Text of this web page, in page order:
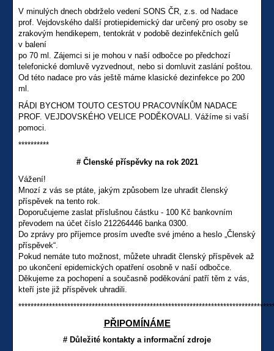
V minulých dnech obdrželo vedení SONS ČR, z.s. od Nadace
prof. Vejdovského další protiepidemický dar určený pro osoby se
zrakovým hendikepem, tentokrát v podobě dezinfekčních gelů
v balení
po 70 ml. Zájemci si je mohou v naší odbočce po předchozí
telefonické domluvě vyzvednout, nebo si domluvit zaslání poštou.
Od této nadace pro vás ještě máme klasické dezinfekce po 200
ml.
RÁDI BYCHOM TOUTO CESTOU PRACOVNÍKŮM NADACE
PROF. VEJDOVSKÉHO VELICE PODĚKOVALI. Vážíme si vaší
pomoci.
**********
# Členské příspěvky na rok 2021
Vážení!
Mnozí z vás se ptáte, jakým způsobem lze uhradit členský
příspěvek na tento rok.
Doporučujeme zaslat příslušnou částku - 100 Kč bankovním
převodem na účet číslo 212264446 banka 0300.
Do zprávy pro příjemce prosím uveďte své jméno a heslo „Členský
příspěvek“.
Pokud nemáte tuto možnost, můžete uhradit členský příspěvek až
po ukončení epidemických opatření osobně v naší odbočce.
Děkujeme za pochopení a současně poděkování patří těm z vás,
kteří jste již příspěvek uhradili.
PŘIPOMÍNÁME
# Důležité kontakty a informační zdroje